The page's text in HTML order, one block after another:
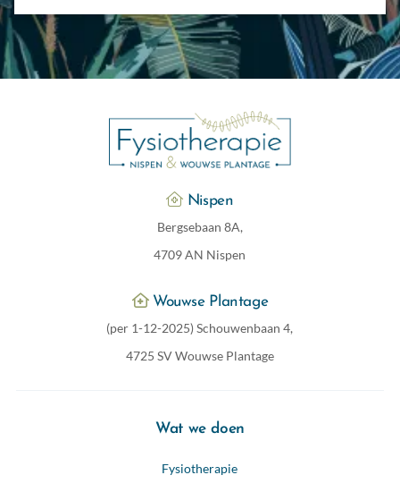
Nispen
Bergsebaan 8A,
4709 AN Nispen
Wouwse Plantage
(per 1-12-2025) Schouwenbaan 4,
4725 SV Wouwse Plantage
Wat we doen
Fysiotherapie